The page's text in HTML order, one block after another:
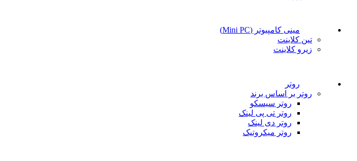
مینی کامپیوتر (Mini PC)
تین کلاینت
زیرو کلاینت
روتر
روتر بر اساس برند
روتر سیسکو
روتر تی پی لینک
روتر دی لینک
روتر میکروتیک